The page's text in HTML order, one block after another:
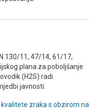
130/11, 47/14, 61/17,
plana za poboljšanje
(H2S) radi
javnosti.
zraka s obzirom na